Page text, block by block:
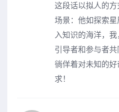
这段话以拟人的
场景：他如探索
入知识的海洋，
引导者和参与者
徜佯着对未知的
求！